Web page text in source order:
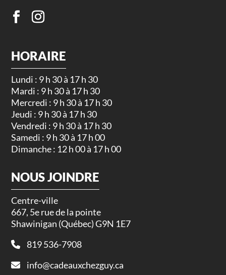
HORAIRE
Lundi : 9 h 30 à 17 h 30
Mardi : 9 h 30 à 17 h 30
Mercredi : 9 h 30 à 17 h 30
Jeudi : 9 h 30 à 17 h 30
Vendredi : 9 h 30 à 17 h 30
Samedi : 9 h 30 à 17 h 00
Dimanche : 12 h 00 à 17 h 00
NOUS JOINDRE
Centre-ville
667, 5e rue de la pointe
Shawinigan (Québec) G9N 1E7
819 536-7908
info@cadeauxchezguy.ca